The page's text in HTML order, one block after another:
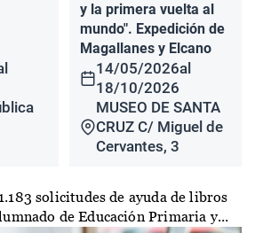
y la primera vuelta al
mundo". Expedición de
Magallanes y Elcano
14/05/2026al
18/10/2026
MUSEO DE SANTA
CRUZ C/ Miguel de
Cervantes, 3
solicitudes de ayuda de libros
de Educación Primaria y...